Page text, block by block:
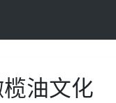
油文化